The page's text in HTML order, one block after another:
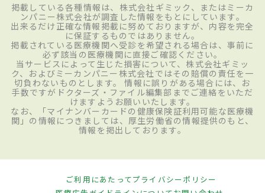
掲載している各種情報は、株式会社ギミック、またはミーカ
ンパニー株式会社が調査した情報をもとにしています。
出来るだけ正確な情報掲載に努めておりますが、内容を完全
に保証するものではありません。
掲載されている医療機関へ受診を希望される場合は、事前に
必ず該当の医療機関に直接ご確認ください。
当サービスによって生じた損害について、株式会社ギミッ
ク、およびミーカンパニー株式会社ではその賠償の責任を一
切負わないものとします。 情報に誤りがある場合には、お
手数ですがドクターズ・ファイル編集部までご連絡をいただ
けますようお願いいたします。
なお、「マイナンバーカードの健康保険証利用可能な医療機
関」の情報につきましては、厚生労働省の情報提供のもと、
情報を掲出しております。
ご利用にあたってプライバシーポリシー